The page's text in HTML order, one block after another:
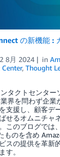
の新機能 :
8月 2024 in
, Thought
タクトセンター
界を問わず企業
支援し、顧客デ
せるオムニチャ
このブログでは
ものを含め
スの提供を革新
す。